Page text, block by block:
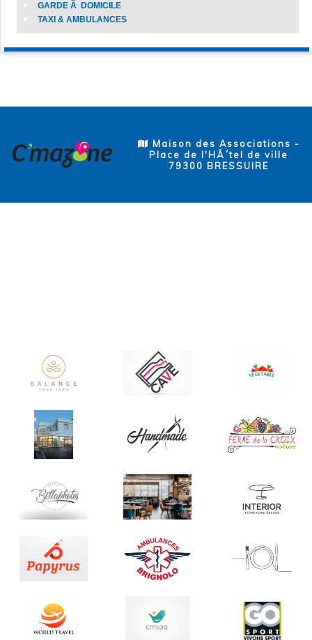
GARDE Ã DOMICILE
TAXI & AMBULANCES
Maison des Associations -
Place de l'HÃ´tel de ville
79300 BRESSUIRE